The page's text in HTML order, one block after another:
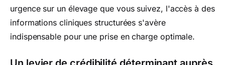
urgence sur un élevage que vous suivez, l'accès à des
informations cliniques structurées s'avère
indispensable pour une prise en charge optimale.